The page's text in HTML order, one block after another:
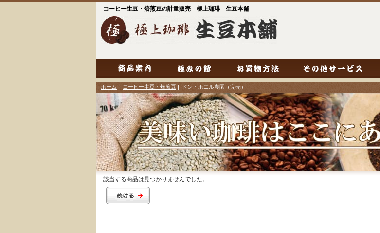
コーヒー生豆・焙煎豆の計量販売 極上珈琲 生豆本舗
ホーム | コーヒー生豆・焙煎豆 | ドン・ホエル農園（完売）
該当する商品は見つかりませんでした。